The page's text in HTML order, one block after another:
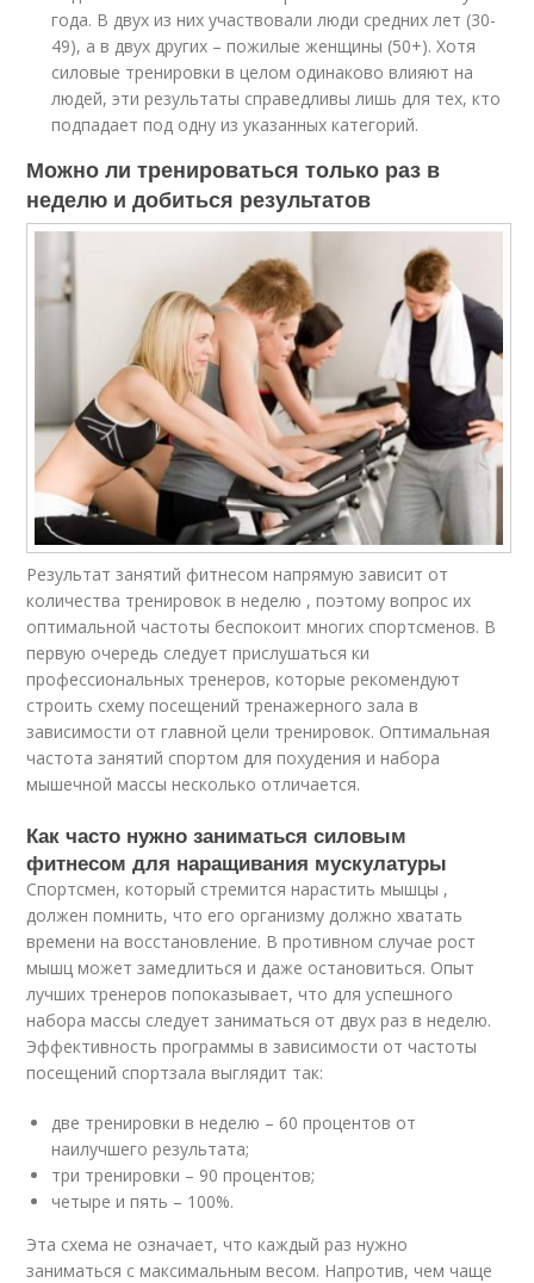
года. В двух из них участвовали люди средних лет (30-
49), а в двух других – пожилые женщины (50+). Хотя
силовые тренировки в целом одинаково влияют на
людей, эти результаты справедливы лишь для тех, кто
подпадает под одну из указанных категорий.
Можно ли тренироваться только раз в
неделю и добиться результатов
Результат занятий фитнесом напрямую зависит от
количества тренировок в неделю , поэтому вопрос их
оптимальной частоты беспокоит многих спортсменов. В
первую очередь следует прислушаться ки
профессиональных тренеров, которые рекомендуют
строить схему посещений тренажерного зала в
зависимости от главной цели тренировок. Оптимальная
частота занятий спортом для похудения и набора
мышечной массы несколько отличается.
Как часто нужно заниматься силовым
фитнесом для наращивания мускулатуры
Спортсмен, который стремится нарастить мышцы ,
должен помнить, что его организму должно хватать
времени на восстановление. В противном случае рост
мышц может замедлиться и даже остановиться. Опыт
лучших тренеров попоказывает, что для успешного
набора массы следует заниматься от двух раз в неделю.
Эффективность программы в зависимости от частоты
посещений спортзала выглядит так:
две тренировки в неделю – 60 процентов от
наилучшего результата;
три тренировки – 90 процентов;
четыре и пять – 100%.
Эта схема не означает, что каждый раз нужно
заниматься с максимальным весом. Напротив, чем чаще